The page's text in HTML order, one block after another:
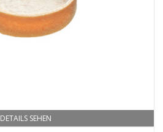
DETAILS SEHEN